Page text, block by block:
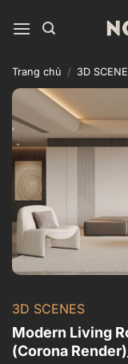
qua
dung
Trang chủ / 3D
3D SCENES
Modern Living
(Corona